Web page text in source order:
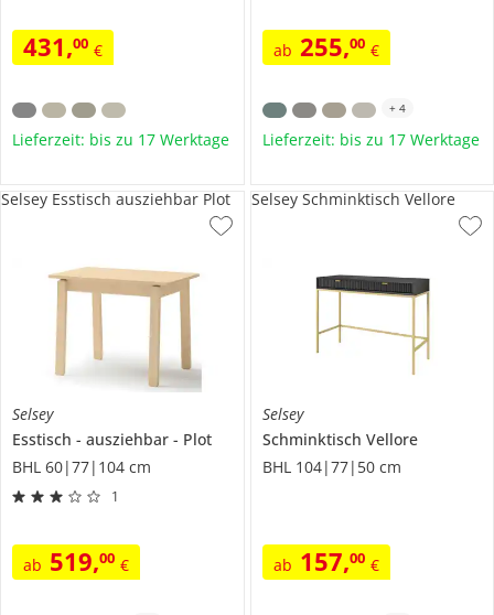
431,00 €
Lieferzeit: bis zu 17 Werktage
ab 255,00 €
+ 4
Lieferzeit: bis zu 17 Werktage
Selsey
Esstisch
ausziehbar
Plot
BHL 60|77|104 cm
1
ab 519,00 €
Selsey Esstisch ausziehbar Plot
Selsey
Schminktisch Vellore
BHL 104|77|50 cm
ab 157,00 €
Selsey Schminktisch Vellore